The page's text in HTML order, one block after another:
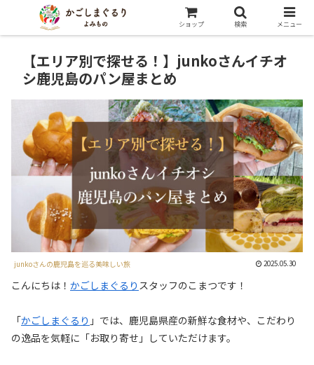
【エリア別で探せる！】junkoさんイチオ
シ鹿児島のパン屋まとめ
junkoさんの鹿児島を巡る美味しい旅 2025.05.30
こんにちは！ かごしまぐるり スタッフのこまつです！
「かごしまぐるり 」では、鹿児島県産の新鮮な食材や、こだわり
の逸品を気軽に「お取り寄せ」していただけます。
ショップ 検索 メニュー